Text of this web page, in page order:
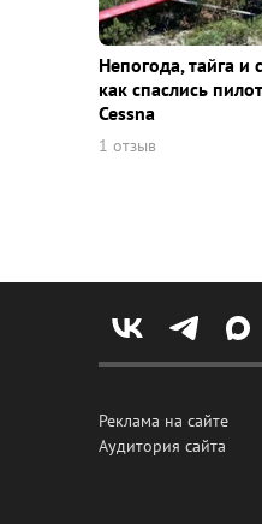
Непогода, тайга и
как спаслись
Cessna
1 отзыв
Реклама на сайте
Аудитория сайта